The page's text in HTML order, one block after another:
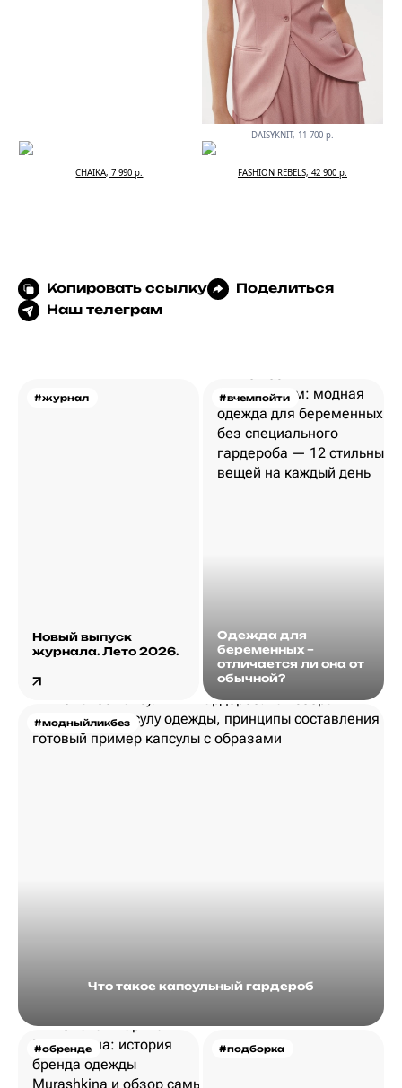
DAISYKNIT, 11 700 р.
CHAIKA, 7 990 р. FASHION REBELS, 42 900 р.
Копировать ссылку
Поделиться
Наш телеграм
#журнал
Новый выпуск
журнала. Лето 2026.
#вчемпойти
Одежда для
беременных –
отличается ли она от
обычной?
#модныйликбез
Что такое капсульный гардероб
#обренде #подборка